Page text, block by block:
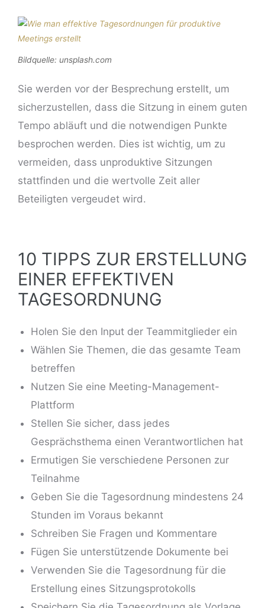
Bildquelle: unsplash.com
Sie werden vor der Besprechung erstellt, um
sicherzustellen, dass die Sitzung in einem guten
Tempo abläuft und die notwendigen Punkte
besprochen werden. Dies ist wichtig, um zu
vermeiden, dass unproduktive Sitzungen
stattfinden und die wertvolle Zeit aller
Beteiligten vergeudet wird.
10 TIPPS ZUR ERSTELLUNG
EINER EFFEKTIVEN
TAGESORDNUNG
Holen Sie den Input der Teammitglieder ein
Wählen Sie Themen, die das gesamte Team
betreffen
Nutzen Sie eine Meeting-Management-
Plattform
Stellen Sie sicher, dass jedes
Gesprächsthema einen Verantwortlichen hat
Ermutigen Sie verschiedene Personen zur
Teilnahme
Geben Sie die Tagesordnung mindestens 24
Stunden im Voraus bekannt
Schreiben Sie Fragen und Kommentare
Fügen Sie unterstützende Dokumente bei
Verwenden Sie die Tagesordnung für die
Erstellung eines Sitzungsprotokolls